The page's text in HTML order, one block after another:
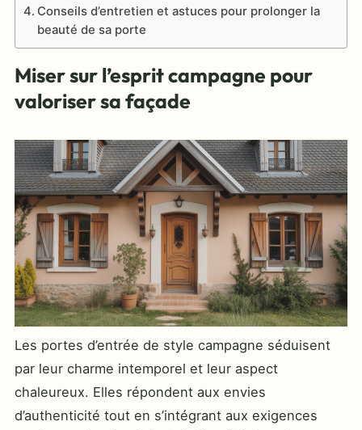
Conseils d’entretien et astuces pour prolonger la
beauté de sa porte
Miser sur l’esprit campagne pour
valoriser sa façade
Les portes d’entrée de style campagne séduisent
par leur charme intemporel et leur aspect
chaleureux. Elles répondent aux envies
d’authenticité tout en s’intégrant aux exigences